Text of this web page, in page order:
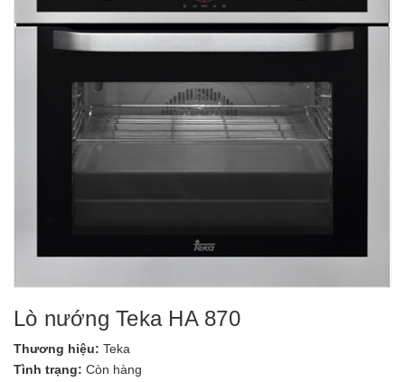
Lò nướng Teka HA 870
Thương hiệu: Teka
Tình trạng: Còn hàng